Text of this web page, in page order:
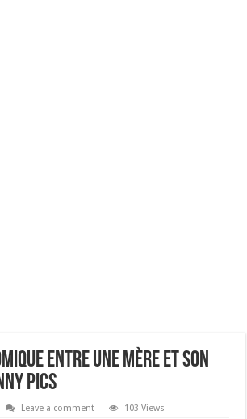
Entre Une Mère Et Son
Pics
Leave a comment 103 Views